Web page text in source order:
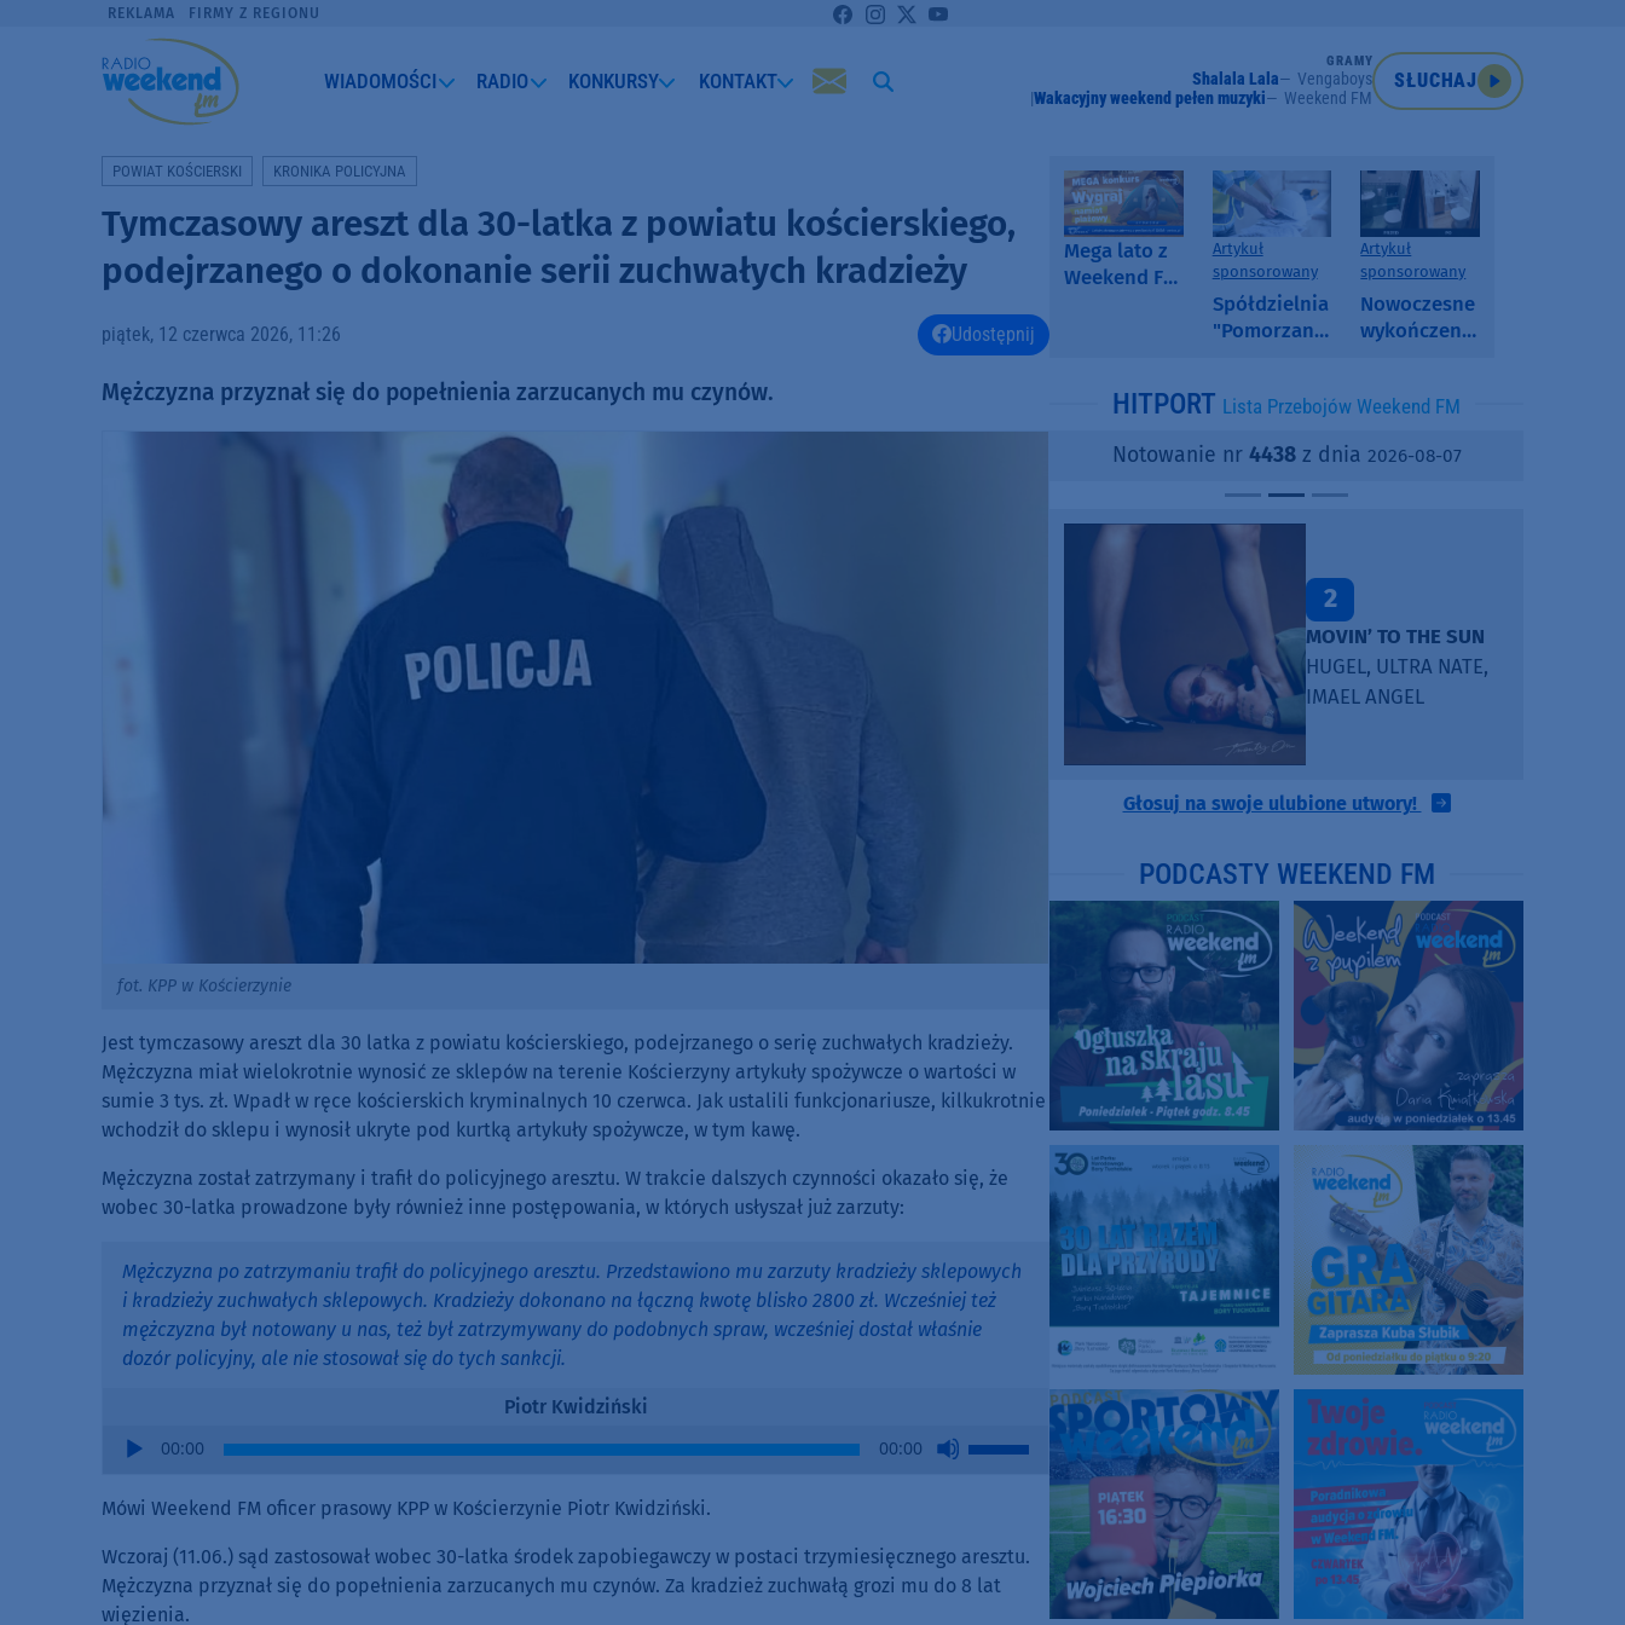
REKLAMA FIRMY Z REGIONU
WIADOMOŚCI RADIO KONKURSY KONTAKT
GRAMY
Shalala Lala
Vengaboys
Wakacyjny weekend pełen muzyki
Weekend FM
SŁUCHAJ
POWIAT KOŚCIERSKI KRONIKA POLICYJNA
Tymczasowy areszt dla 30-latka z powiatu kościerskiego,
podejrzanego o dokonanie serii zuchwałych kradzieży
piątek, 12 czerwca 2026, 11:26 Udostępnij
Mężczyzna przyznał się do popełnienia zarzucanych mu czynów.
fot. KPP w Kościerzynie
Jest tymczasowy areszt dla 30 latka z powiatu kościerskiego, podejrzanego o serię zuchwałych kradzieży.
Mężczyzna miał wielokrotnie wynosić ze sklepów na terenie Kościerzyny artykuły spożywcze o wartości w
sumie 3 tys. zł. Wpadł w ręce kościerskich kryminalnych 10 czerwca. Jak ustalili funkcjonariusze, kilkukrotnie
wchodził do sklepu i wynosił ukryte pod kurtką artykuły spożywcze, w tym kawę.
Mężczyzna został zatrzymany i trafił do policyjnego aresztu. W trakcie dalszych czynności okazało się, że
wobec 30-latka prowadzone były również inne postępowania, w których usłyszał już zarzuty:
Mężczyzna po zatrzymaniu trafił do policyjnego aresztu. Przedstawiono mu zarzuty kradzieży sklepowych
i kradzieży zuchwałych sklepowych. Kradzieży dokonano na łączną kwotę blisko 2800 zł. Wcześniej też
mężczyzna był notowany u nas, też był zatrzymywany do podobnych spraw, wcześniej dostał właśnie
dozór policyjny, ale nie stosował się do tych sankcji.
Piotr Kwidziński
Audio
00:00 00:00
Use
Up/Down
to
increase
Mówi Weekend FM oficer prasowy KPP w Kościerzynie Piotr Kwidziński.
Wczoraj (11.06.) sąd zastosował wobec 30-latka środek zapobiegawczy w postaci trzymiesięcznego aresztu.
Mężczyzna przyznał się do popełnienia zarzucanych mu czynów. Za kradzież zuchwałą grozi mu do 8 lat
więzienia.
Mega lato z
Weekend FM
Artykuł
sponsorowany
Spółdzielnia
"Pomorzanka"
informuje o
i ofertach
najmu
Artykuł
sponsorowany
Nowoczesne
wykończenia
SPC, WPC i
kamienny
HITPORT Lista Przebojów Weekend FM
Notowanie nr 4438z dnia 2026-08-07
2
MOVIN’ TO THE SUN
HUGEL, ULTRA NATE,
IMAEL ANGEL
Głosuj na swoje ulubione utwory!
PODCASTY WEEKEND FM